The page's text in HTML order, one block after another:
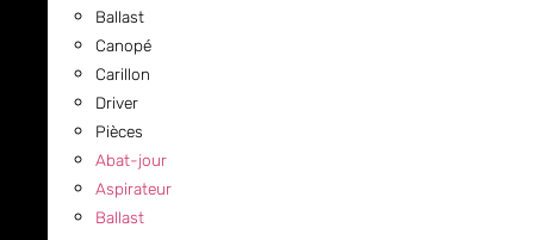
Ballast
Canopé
Carillon
Driver
Pièces
Abat-jour
Aspirateur
Ballast